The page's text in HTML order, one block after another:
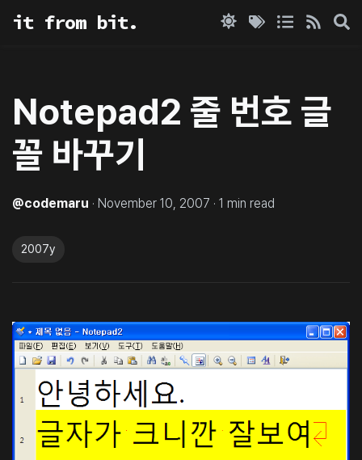
it from bit.
Notepad2 줄 번호 글
꼴 바꾸기
@codemaru · November 10, 2007 · 1 min read
2007y